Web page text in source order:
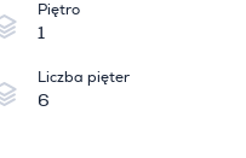
Piętro
1
Liczba pięter
6